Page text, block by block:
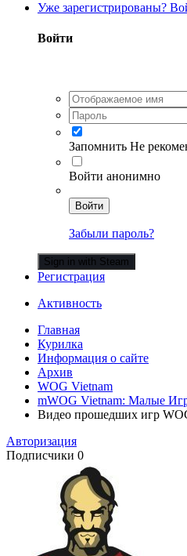
Уже зарегистрированы?
Войти
Запомнить Не
Войти анонимно
Войти
Забыли пароль?
Sign in with Steam
Регистрация
Активность
Главная
Курилка
Информация о сайте
Архив
WOG Vietnam
mWOG Vietnam: Малые
Видео прошедших игр
Авторизация
Подписчики 0